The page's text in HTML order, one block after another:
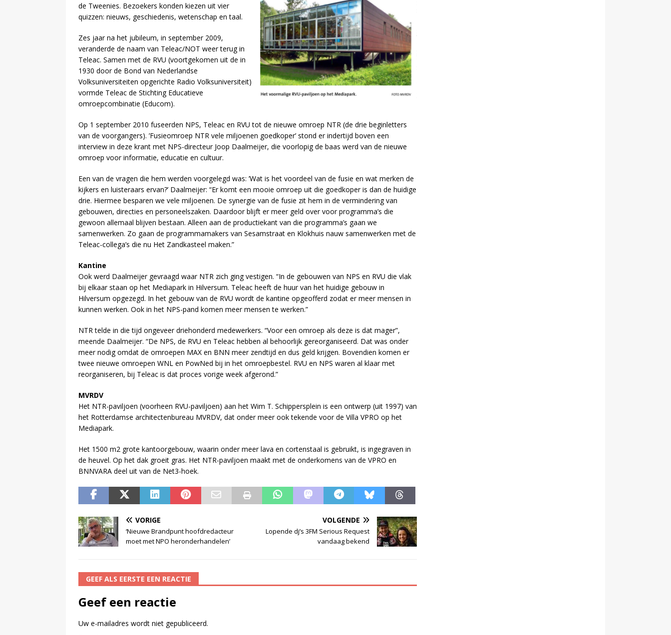
de Tweenies. Bezoekers konden kiezen uit vier
quizzen: nieuws, geschiedenis, wetenschap en taal.
Zes jaar na het jubileum, in september 2009,
veranderde de naam van Teleac/NOT weer terug in
Teleac. Samen met de RVU (voortgekomen uit de in
1930 door de Bond van Nederlandse
Volksuniversiteiten opgerichte Radio Volksuniversiteit)
vormde Teleac de Stichting Educatieve
omroepcombinatie (Educom).
Op 1 september 2010 fuseerden NPS, Teleac en RVU tot de nieuwe omroep NTR (de drie beginletters
van de voorgangers). ’Fusieomroep NTR vele miljoenen goedkoper’ stond er indertijd boven een
interview in deze krant met NPS-directeur Joop Daalmeijer, die voorlopig de baas werd van de nieuwe
omroep voor informatie, educatie en cultuur.
Een van de vragen die hem werden voorgelegd was: ’Wat is het voordeel van de fusie en wat merken de
kijkers en luisteraars ervan?’ Daalmeijer: “Er komt een mooie omroep uit die goedkoper is dan de huidige
drie. Hiermee besparen we vele miljoenen. De synergie van de fusie zit hem in de vermindering van
gebouwen, directies en personeelszaken. Daardoor blijft er meer geld over voor programma’s die
gewoon allemaal blijven bestaan. Alleen aan de productiekant van die programma’s gaan we
samenwerken. Zo gaan de programmamakers van Sesamstraat en Klokhuis nauw samenwerken met de
Teleac-collega’s die nu Het Zandkasteel maken.”
Kantine
Ook werd Daalmeijer gevraagd waar NTR zich ging vestigen. “In de gebouwen van NPS en RVU die vlak
bij elkaar staan op het Mediapark in Hilversum. Teleac heeft de huur van het huidige gebouw in
Hilversum opgezegd. In het gebouw van de RVU wordt de kantine opgeofferd zodat er meer mensen in
kunnen werken. Ook in het NPS-pand komen meer mensen te werken.”
NTR telde in die tijd ongeveer driehonderd medewerkers. “Voor een omroep als deze is dat mager”,
meende Daalmeijer. “De NPS, de RVU en Teleac hebben al behoorlijk gereorganiseerd. Dat was onder
meer nodig omdat de omroepen MAX en BNN meer zendtijd en dus geld krijgen. Bovendien komen er
twee nieuwe omroepen WNL en PowNed bij in het omroepbestel. RVU en NPS waren al klaar met
reorganiseren, bij Teleac is dat proces vorige week afgerond.”
MVRDV
Het NTR-paviljoen (voorheen RVU-paviljoen) aan het Wim T. Schippersplein is een ontwerp (uit 1997) van
het Rotterdamse architectenbureau MVRDV, dat onder meer ook tekende voor de Villa VPRO op het
Mediapark.
Het 1500 m2 grote kantoorgebouw, waarin onder meer lava en cortenstaal is gebruikt, is ingegraven in
de heuvel. Op het dak groeit gras. Het NTR-paviljoen maakt met de onderkomens van de VPRO en
BNNVARA deel uit van de Net3-hoek.
VORIGE
‘Nieuwe Brandpunt hoofdredacteur
moet met NPO heronderhandelen’
VOLGENDE
Lopende dj’s 3FM Serious Request
vandaag bekend
GEEF ALS EERSTE EEN REACTIE
Geef een reactie
Uw e-mailadres wordt niet gepubliceerd.